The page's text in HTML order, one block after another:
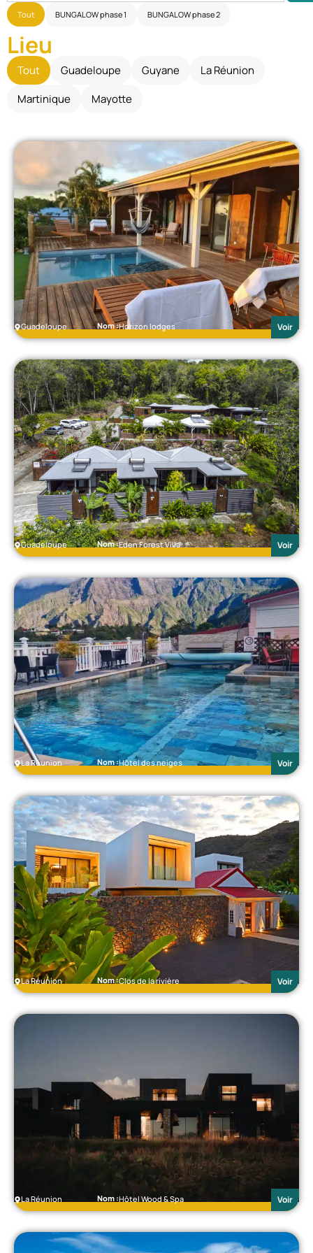
BUNGALOW phase 1 BUNGALOW phase 2
Tout
Lieu
Guadeloupe Guyane
La Réunion
Martinique
Mayotte
Tout
Guadeloupe Nom :Horizon lodges Voir
Guadeloupe Nom :Eden Forest Villa Voir
La Réunion Nom :Hôtel des neiges Voir
La Réunion Nom :Clos de la rivière Voir
La Réunion Nom :Hôtel Wood & Spa Voir